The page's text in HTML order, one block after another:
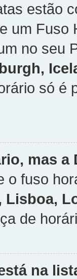
estão
um Fuso
no seu
só é
mas a
o fuso
Lisboa,
de
na